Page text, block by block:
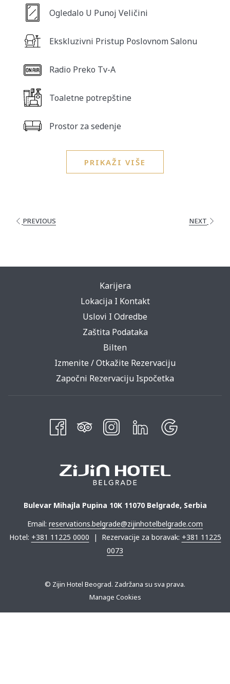
Ogledalo U Punoj Veličini
Ekskluzivni Pristup Poslovnom Salonu
Radio Preko Tv-A
Toaletne potrepštine
Prostor za sedenje
PRIKAŽI VIŠE
PREVIOUS NEXT
Karijera
Lokacija I Kontakt
Uslovi I Odredbe
Zaštita Podataka
Bilten
Izmenite / Otkažite Rezervaciju
Započni Rezervaciju Ispočetka
Bulevar Mihajla Pupina 10K 11070 Belgrade, Serbia
Email: reservations.belgrade@zijinhotelbelgrade.com
Hotel: +381 11225 0000 | Rezervacije za boravak: +381 11225
0073
© Zijin Hotel Beograd. Zadržana su sva prava.
Manage Cookies